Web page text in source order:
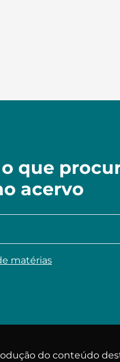
que
acervo
matérias
do conteúdo